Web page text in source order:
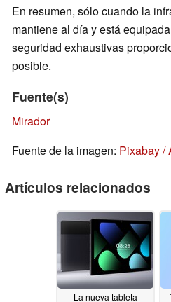
En resumen, sólo cuando la
mantiene al día y está
seguridad exhaustivas
posible.
Fuente(s)
Mirador
Fuente de la imagen: Pixabay /
Artículos relacionados
La nueva tableta